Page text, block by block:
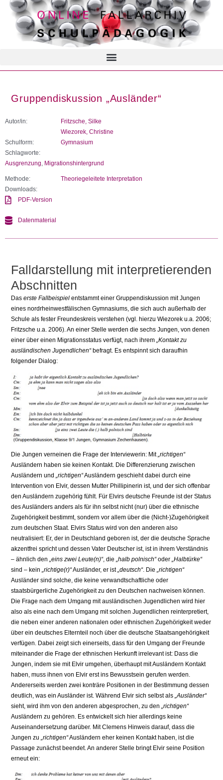
Gruppendiskussion „Ausländer“
Autor/in:
Fritzsche, Silke
Wiezorek, Christine
Schulform:
Gymnasium
Schlagworte:
Ausgrenzung Migrationshintergrund
Methode:
Theoriegeleitete Interpretation
Downloads:
PDF-Version
Datenmaterial
Falldarstellung mit interpretierenden
Abschnitten
Daserste Fallbeispiel entstammt einer Gruppendiskussion mit Jungen
eines nordrheinwestfälischen Gymnasiums, die sich auch außerhalb der
Schule als fester Freundeskreis verstehen (vgl. hierzu Wiezorek u.a. 2006;
Fritzsche u.a. 2006). An einer Stelle werden die sechs Jungen, von denen
einer über einen Migrationsstatus verfügt, nach ihrem„Kontakt zu
ausländischen Jugendlichen“befragt. Es entspinnt sich daraufhin
folgender Dialog:
Die Jungen verneinen die Frage der Interviewerin: Mit „richtigen“
Ausländern haben sie keinen Kontakt. Die Differenzierung zwischen
Ausländern und „richtigen“Ausländern geschieht dabei durch eine
Intervention von Elvir, dessen Mutter Phillipinerin ist, und der sich offenbar
den Ausländern zugehörig fühlt. Für Elvirs deutsche Freunde ist der Status
des Ausländers anders als für ihn selbst nicht (nur) über die ethnische
Zugehörigkeit bestimmt, sondern vor allem über die (Nicht-)Zugehörigkeit
zum deutschen Staat. Elvirs Status wird von den anderen also
neutralisiert: Er, der in Deutschland geboren ist, der die deutsche Sprache
akzentfrei spricht und dessen Vater Deutscher ist, ist in ihrem Verständnis
– ähnlich den „eins zwei Leute(n)“, die „halb polnisch“oder „Halbtürke“
sind – kein „richtige(r)“Ausländer, er ist „deutsch“. Die „richtigen“
Ausländer sind solche, die keine verwandtschaftliche oder
staatsbürgerliche Zugehörigkeit zu den Deutschen nachweisen können.
Die Frage nach dem Umgang mit ausländischen Jugendlichen wird hier
also als eine nach dem Umgang mit solchen Jugendlichen reinterpretiert,
die neben einer anderen nationalen oder ethnischen Zugehörigkeit weder
über ein deutsches Elternteil noch über die deutsche Staatsangehörigkeit
verfügen. Dabei zeigt sich einerseits, dass für den Umgang der Freunde
miteinander die Frage der ethnischen Herkunft irrelevant ist: Dass die
Jungen, indem sie mit Elvir umgehen, überhaupt mit Ausländern Kontakt
haben, muss ihnen von Elvir erst ins Bewusstsein gerufen werden.
Andererseits werden zwei konträre Positionen in der Bestimmung dessen
deutlich, was ein Ausländer ist. Während Elvir sich selbst als „Ausländer“
sieht, wird ihm von den anderen abgesprochen, zu den „richtigen“
Ausländern zu gehören. Es entwickelt sich hier allerdings keine
Auseinandersetzung darüber. Mit Clemens Hinweis darauf, dass die
Jungen zu „richtigen“Ausländern eher keinen Kontakt haben, ist die
Passage zunächst beendet. An anderer Stelle bringt Elvir seine Position
erneut ein: